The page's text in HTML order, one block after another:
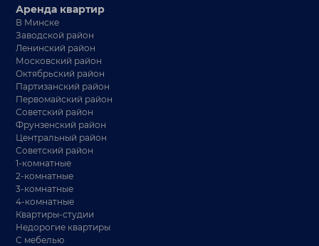
Аренда квартир
В Минске
Заводской район
Ленинский район
Московский район
Октябрьский район
Партизанский район
Первомайский район
Советский район
Фрунзенский район
Центральный район
Советский район
1-комнатные
2-комнатные
3-комнатные
4-комнатные
Квартиры-студии
Недорогие квартиры
С мебелью